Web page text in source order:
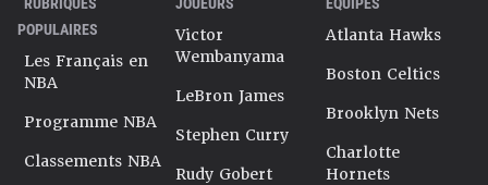
POPULAIRES
Les Français en
NBA
Programme NBA
Classements NBA
Victor
Wembanyama
LeBron James
Stephen Curry
Rudy Gobert
Atlanta Hawks
Boston Celtics
Brooklyn Nets
Charlotte
Hornets